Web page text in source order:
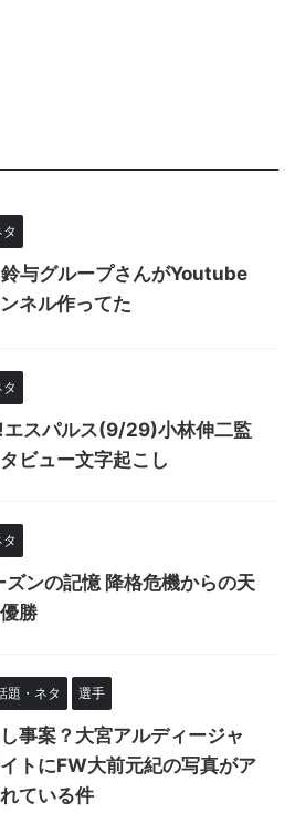
与グループさんがYoutube
ネル作ってた
エスパルス(9/29)小林伸二監
ビュー文字起こし
ンの記憶 降格危機からの天
勝
題・ネタ 選手
事案？大宮アルディージャ
トにFW大前元紀の写真がア
ている件